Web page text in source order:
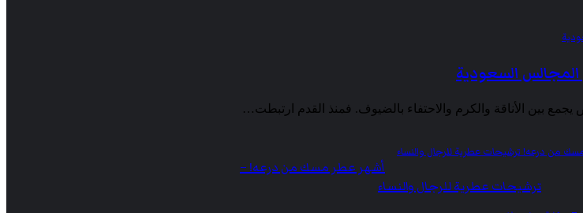
أشهر عطر مسك من درعه! –
ترشيحات عطرية للرجال والنساء